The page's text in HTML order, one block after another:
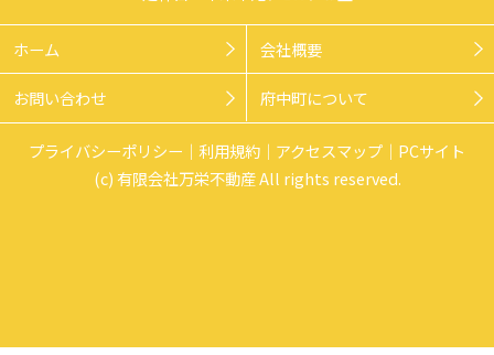
ホーム 会社概要
お問い合わせ 府中町について
プライバシーポリシー 利用規約 アクセスマップ
PCサイト
(c) 有限会社万栄不動産 All rights reserved.